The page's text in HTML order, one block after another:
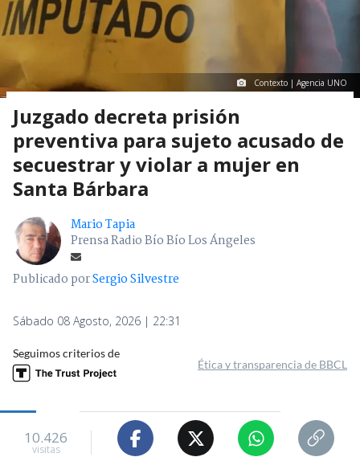
Contexto | Agencia UNO
Juzgado decreta prisión
preventiva para sujeto acusado de
secuestrar y violar a mujer en
Santa Bárbara
Mario Tapia
Prensa Radio Bío Bío Los Ángeles
Publicado porSergio Silvestre
Sábado 08 Agosto, 2026 | 22:31
Seguimos criterios de
Ética y transparencia de BBCL
10.426
visitas